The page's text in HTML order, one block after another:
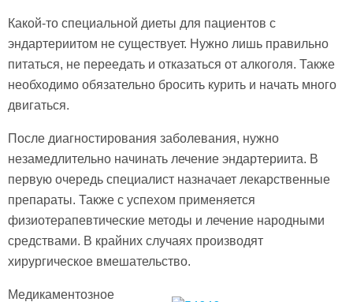
Какой-то специальной диеты для пациентов с
эндартериитом не существует. Нужно лишь правильно
питаться, не переедать и отказаться от алкоголя. Также
необходимо обязательно бросить курить и начать много
двигаться.
После диагностирования заболевания, нужно
незамедлительно начинать лечение эндартериита. В
первую очередь специалист назначает лекарственные
препараты. Также с успехом применяется
физиотерапевтические методы и лечение народными
средствами. В крайних случаях производят
хирургическое вмешательство.
Медикаментозное